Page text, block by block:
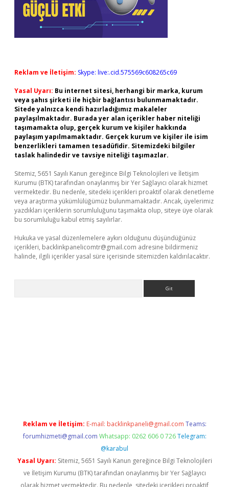
Reklam ve İletişim: Skype: live:.cid.575569c608265c69
Yasal Uyarı: Bu internet sitesi, herhangi bir marka, kurum
veya şahıs şirketi ile hiçbir bağlantısı bulunmamaktadır.
Sitede yalnızca kendi hazırladığımız makaleler
paylaşılmaktadır. Burada yer alan içerikler haber niteliği
taşımamakta olup, gerçek kurum ve kişiler hakkında
paylaşım yapılmamaktadır. Gerçek kurum ve kişiler ile isim
benzerlikleri tamamen tesadüfidir. Sitemizdeki bilgiler
taslak halindedir ve tavsiye niteliği taşımazlar.
Sitemiz, 5651 Sayılı Kanun gereğince Bilgi Teknolojileri ve İletişim
Kurumu (BTK) tarafından onaylanmış bir Yer Sağlayıcı olarak hizmet
vermektedir. Bu nedenle, sitedeki içerikleri proaktif olarak denetleme
veya araştırma yükümlülüğümüz bulunmamaktadır. Ancak, üyelerimiz
yazdıkları içeriklerin sorumluluğunu taşımakta olup, siteye üye olarak
bu sorumluluğu kabul etmiş sayılırlar.
Hukuka ve yasal düzenlemelere aykırı olduğunu düşündüğünüz
içerikleri, backlinkpanelicomtr@gmail.com adresine bildirmeniz
halinde, ilgili içerikler yasal süre içerisinde sitemizden kaldırılacaktır.
Reklam ve İletişim: E-mail: backlinkpaneli@gmail.com Teams:
forumhizmeti@gmail.com Whatsapp: 0262 606 0 726 Telegram:
@karabul
Yasal Uyarı: Sitemiz, 5651 Sayılı Kanun gereğince Bilgi Teknolojileri
ve İletişim Kurumu (BTK) tarafından onaylanmış bir Yer Sağlayıcı
olarak hizmet vermektedir. Bu nedenle, sitedeki içerikleri proaktif